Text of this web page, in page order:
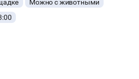
Можно с животными